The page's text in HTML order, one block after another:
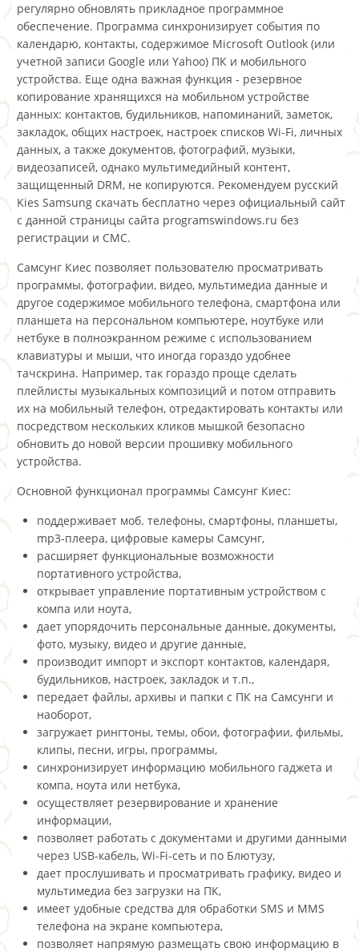
регулярно обновлять прикладное программное
обеспечение. Программа синхронизирует события по
календарю, контакты, содержимое Microsoft Outlook (или
учетной записи Google или Yahoo) ПК и мобильного
устройства. Еще одна важная функция - резервное
копирование хранящихся на мобильном устройстве
данных: контактов, будильников, напоминаний, заметок,
закладок, общих настроек, настроек списков Wi-Fi, личных
данных, а также документов, фотографий, музыки,
видеозаписей, однако мультимедийный контент,
защищенный DRM, не копируются. Рекомендуем русский
Kies Samsung скачать бесплатно через официальный сайт
с данной страницы сайта programswindows.ru без
регистрации и СМС.
Самсунг Киес позволяет пользователю просматривать
программы, фотографии, видео, мультимедиа данные и
другое содержимое мобильного телефона, смартфона или
планшета на персональном компьютере, ноутбуке или
нетбуке в полноэкранном режиме с использованием
клавиатуры и мыши, что иногда гораздо удобнее
тачскрина. Например, так гораздо проще сделать
плейлисты музыкальных композиций и потом отправить
их на мобильный телефон, отредактировать контакты или
посредством нескольких кликов мышкой безопасно
обновить до новой версии прошивку мобильного
устройства.
Основной функционал программы Самсунг Киес:
поддерживает моб. телефоны, смартфоны, планшеты,
mp3-плеера, цифровые камеры Самсунг,
расширяет функциональные возможности
портативного устройства,
открывает управление портативным устройством с
компа или ноута,
дает упорядочить персональные данные, документы,
фото, музыку, видео и другие данные,
производит импорт и экспорт контактов, календаря,
будильников, настроек, закладок и т.п.,
передает файлы, архивы и папки с ПК на Самсунги и
наоборот,
загружает рингтоны, темы, обои, фотографии, фильмы,
клипы, песни, игры, программы,
синхронизирует информацию мобильного гаджета и
компа, ноута или нетбука,
осуществляет резервирование и хранение
информации,
позволяет работать с документами и другими данными
через USB-кабель, Wi-Fi-сеть и по Блютузу,
дает прослушивать и просматривать графику, видео и
мультимедиа без загрузки на ПК,
имеет удобные средства для обработки SMS и MMS
телефона на экране компьютера,
позволяет напрямую размещать свою информацию в